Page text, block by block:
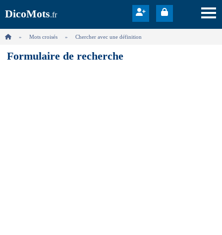
DicoMots.fr
Mots croisés Chercher avec une définition
Formulaire de recherche